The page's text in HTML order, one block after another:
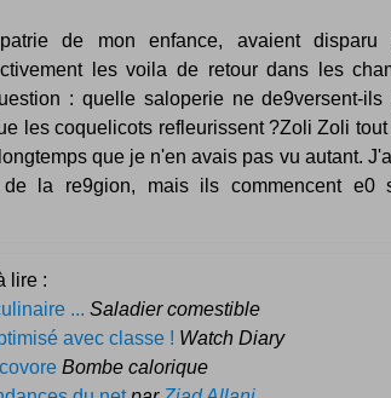
de mon enfance, avaient disparu
les voila de retour dans les
: quelle saloperie ne de9versent-ils
les coquelicots refleurissent ?Zoli Zoli tout
que je n'en avais pas vu autant.
la re9gion, mais ils commencent e0
lire :
... Saladier comestible
avec classe ! Watch Diary
Bombe calorique